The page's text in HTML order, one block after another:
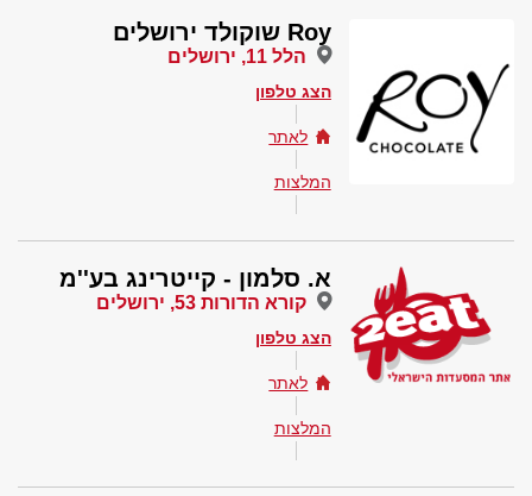
Roy שוקולד ירושלים
הלל 11, ירושלים
הצג טלפון
לאתר
המלצות
א. סלמון - קייטרינג בע''מ
קורא הדורות 53, ירושלים
הצג טלפון
לאתר
המלצות